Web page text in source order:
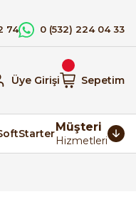
74 0 (532) 224 04 33
Üye Girişi Sepetim
Müşteri
Hizmetleri